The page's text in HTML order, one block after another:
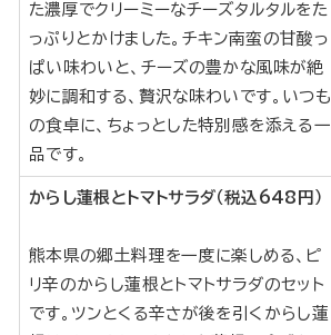
た濃厚でクリーミーなチーズタルタルをた
っぷりとかけました。チキン南蛮の甘酸っ
ぱい味わいと、チーズの豊かな風味が絶
妙に調和する、贅沢な味わいです。いつも
の食卓に、ちょっとした特別感を添える一
品です。
からし蓮根とトマトサラダ（税込648円）
熊本県の郷土料理を一度に楽しめる、ピ
リ辛のからし蓮根とトマトサラダのセット
です。ツンとくる辛さが後を引くからし蓮